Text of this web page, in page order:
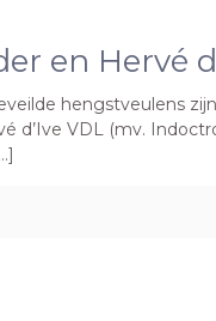
en Hervé
d’Ive VDL (mv.